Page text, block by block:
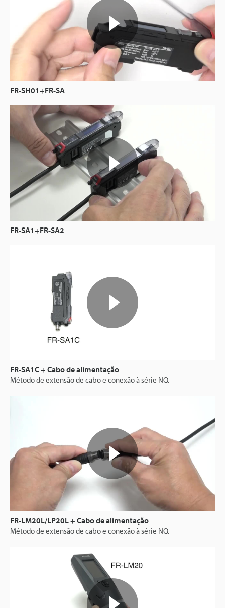
FR-SH01+FR-SA
FR-SA1+FR-SA2
FR-SA1C + Cabo de alimentação
Método de extensão de cabo e conexão à série NQ.
FR-LM20L/LP20L + Cabo de alimentação
Método de extensão de cabo e conexão à série NQ.